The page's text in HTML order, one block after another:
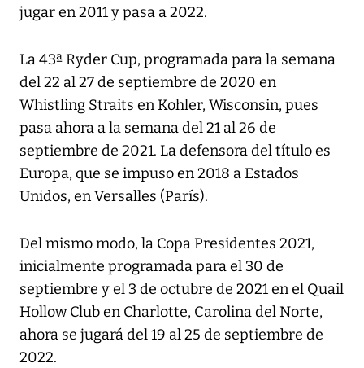
jugar en 2011 y pasa a 2022.
La 43ª Ryder Cup, programada para la semana
del 22 al 27 de septiembre de 2020 en
Whistling Straits en Kohler, Wisconsin, pues
pasa ahora a la semana del 21 al 26 de
septiembre de 2021. La defensora del título es
Europa, que se impuso en 2018 a Estados
Unidos, en Versalles (París).
Del mismo modo, la Copa Presidentes 2021,
inicialmente programada para el 30 de
septiembre y el 3 de octubre de 2021 en el Quail
Hollow Club en Charlotte, Carolina del Norte,
ahora se jugará del 19 al 25 de septiembre de
2022.